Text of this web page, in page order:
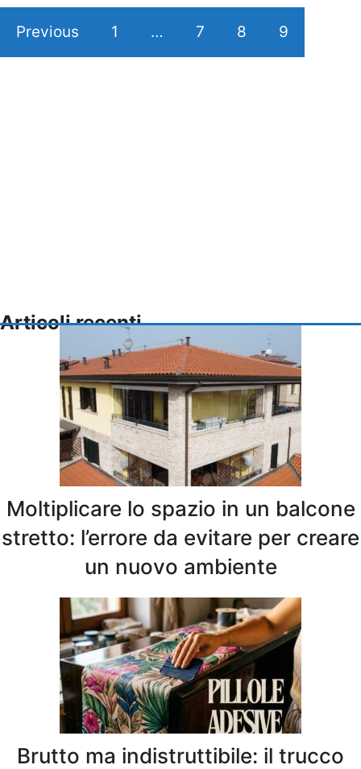
Previous 1 … 7 8 9
Articoli recenti
Moltiplicare lo spazio in un balcone
stretto: l’errore da evitare per creare
un nuovo ambiente
Brutto ma indistruttibile: il trucco